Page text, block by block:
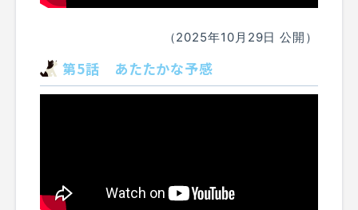
（2025年10月29日 公開）
第5話 あたたかな予感